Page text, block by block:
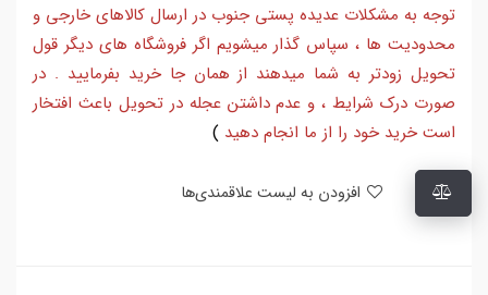
توجه به مشکلات عدیده پستی جنوب در ارسال کالاهای خارجی و
محدودیت ها ، سپاس گذار میشویم اگر فروشگاه های دیگر قول
تحویل زودتر به شما میدهند از همان جا خرید بفرمایید . در
صورت درک شرایط ، و عدم داشتن عجله در تحویل باعث افتخار
است خرید خود را از ما انجام دهید )